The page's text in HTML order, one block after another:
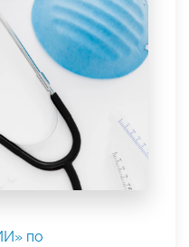
по